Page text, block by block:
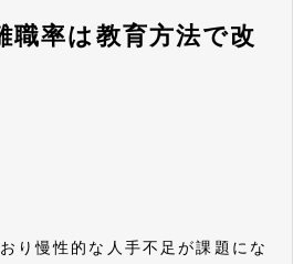
職率は教育方法で改
り慢性的な人手不足が課題にな